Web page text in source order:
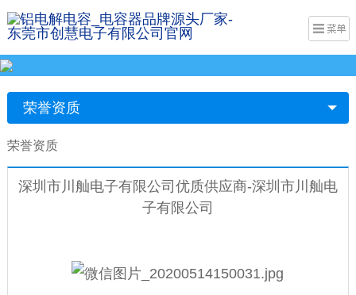
荣誉资质
荣誉资质
深圳市川舢电子有限公司优质供应商-深圳市川舢电
子有限公司